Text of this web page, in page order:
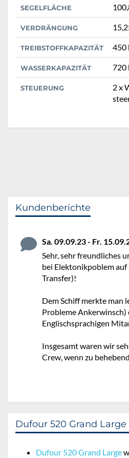
SEGELFLÄCHE
VERDRÄNGUNG
TREIBSTOFFKAPAZITÄT 450 l
WASSERKAPAZITÄT 720 l
STEUERUNG
2 x
Kundenberichte
Sa. 09.09.23 - Fr.
Sehr, sehr freundliches
bei Elektonikpoblem auf
Transfer)!
Dem Schiff merkte man
Probleme Ankerwinsch)
Englischsprachigen
Insgesamt waren wir
Crew, wenn zu
Dufour 520 Grand
Dufour 520 Grand Large